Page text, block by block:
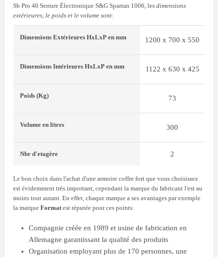
Sb Pro 40 Serrure Électronique S&G Spartan 1006, les dimensions
extérieures, le poids et le volume sont:
Dimensions Extérieures HxLxP en mm 1200 x 700 x 550
Dimensions Intérieures HxLxP en mm 1122 x 630 x 425
Poids (Kg) 73
Volume en litres 300
Nbr d'etagère 2
Le bon choix dans l'achat d'une armoire coffre fort que vous choisissez
est évidemment très important, cependant la marque du fabricant l'est au
moins tout autant. En effet, chaque marque a ses avantages par exemple
la marque Format est réputée pour ces points:
Compagnie créée en 1989 et usine de fabrication en
Allemagne garantissant la qualité des produits
Organisation employant plus de 170 personnes, une